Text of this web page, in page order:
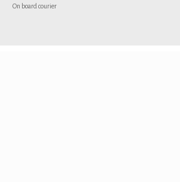
On board courier